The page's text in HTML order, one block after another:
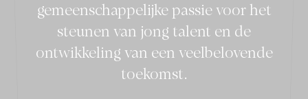
gemeenschappelijke passie voor het
steunen van jong talent en de
ontwikkeling van een veelbelovende
toekomst.